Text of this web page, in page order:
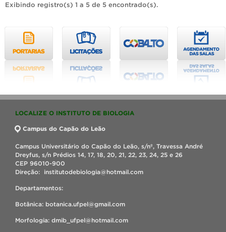
Exibindo registro(s) 1 a 5 de 5 encontrado(s).
LOCALIZE O INSTITUTO DE BIOLOGIA
Campus do Capão do Leão
Campus Universitário do Capão do Leão, s/nº, Travessa André
Dreyfus, s/n Prédios 14, 17, 18, 20, 21, 22, 23, 24, 25 e 26
CEP 96010-900
Direção: institutodebiologia@hotmail.com
Departamentos:
Botânica: botanica.ufpel@gmail.com
Morfologia: dmib_ufpel@hotmail.com